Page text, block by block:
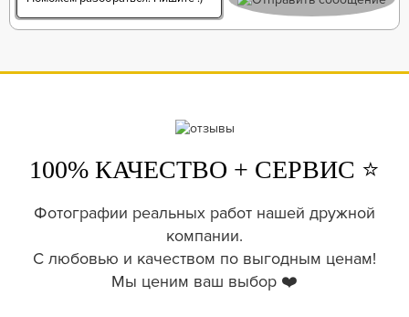
100% КАЧЕСТВО + СЕРВИС ⭐️
Фотографии реальных работ нашей дружной
компании.
С любовью и качеством по выгодным ценам!
Мы ценим ваш выбор ❤️